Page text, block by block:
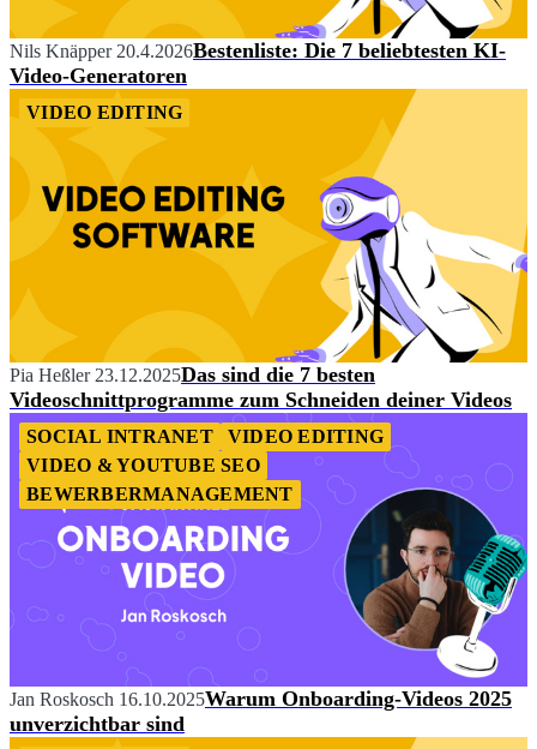
Nils Knäpper 20.4.2026Bestenliste: Die 7 beliebtesten KI-
Video-Generatoren
VIDEO EDITING
Pia Heßler 23.12.2025Das sind die 7 besten
Videoschnittprogramme zum Schneiden deiner Videos
SOCIAL INTRANET
VIDEO EDITING
VIDEO & YOUTUBE SEO
BEWERBERMANAGEMENT
Jan Roskosch 16.10.2025Warum Onboarding-Videos 2025
unverzichtbar sind